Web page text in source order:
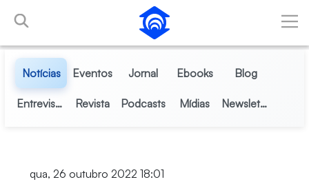
Pular para o Conteúdo principal
Notícias Eventos Jornal Ebooks Blog
Entrevistas Revista Podcasts Mídias Newsletter
qua, 26 outubro 2022 18:01